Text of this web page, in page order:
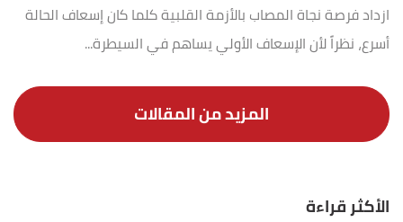
ازداد فرصة نجاة المصاب بالأزمة القلبية كلما كان إسعاف الحالة
أسرع، نظراً لأن الإسعاف الأولي يساهم في السيطرة...
الأكثر قراءة